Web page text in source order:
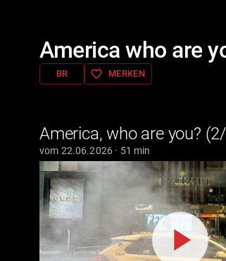
America who are
BR favorite_border MERKEN
America, who are you?
vom 22.06.2026 · 51 min